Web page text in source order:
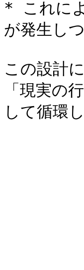
* これに
が発生し
この設計
「現実の